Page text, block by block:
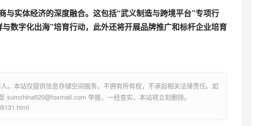
实体经济的深度融合。这包括“武义制造与跨境平台”专项行
数字化出海”培育行动，此外还将开展品牌推广和标杆企业培育
。本站仅提供信息存储空间服务，不拥有所有权，不承担相关法律责任。如
举报，一经查实，本站将立刻删除。